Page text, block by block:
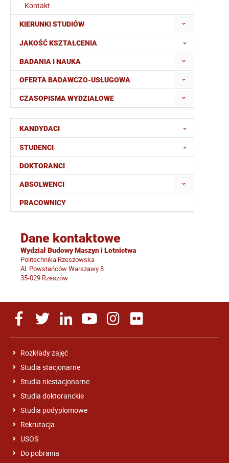
Kontakt
KIERUNKI STUDIÓW
JAKOŚĆ KSZTAŁCENIA
BADANIA I NAUKA
OFERTA BADAWCZO-USŁUGOWA
CZASOPISMA WYDZIAŁOWE
KANDYDACI
STUDENCI
DOKTORANCI
ABSOLWENCI
PRACOWNICY
Dane kontaktowe
Wydział Budowy Maszyn i Lotnictwa
Politechnika Rzeszowska
Al. Powstańców Warszawy 8
35-029 Rzeszów
Rozkłady zajęć
Studia stacjonarne
Studia niestacjonarne
Studia doktoranckie
Studia podyplomowe
Rekrutacja
USOS
Do pobrania